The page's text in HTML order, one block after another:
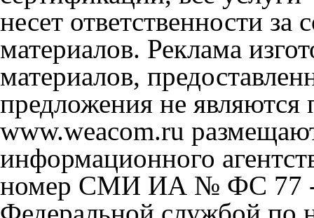
несет ответственности
материалов. Реклама
материалов,
предложения не
www.weacom.ru
информационного
номер СМИ ИА № ФС 77 -